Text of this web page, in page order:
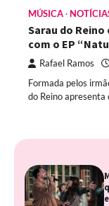
MÚSICA
Sarau do
com o EP
Rafael Ramos
Formada pelos
do Reino apresenta